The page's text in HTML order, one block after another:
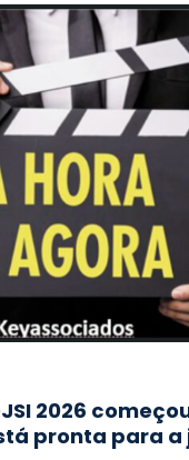
2026 começou.
pronta para a